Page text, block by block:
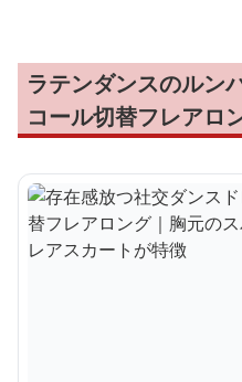
ラテンダンスのルン
コール切替フレアロ